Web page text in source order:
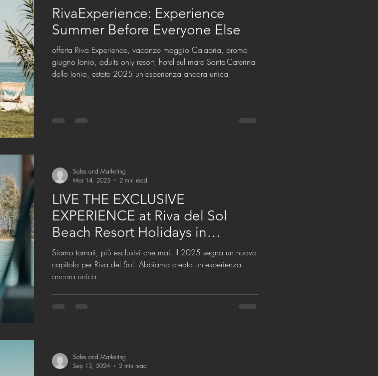
RivaExperience: Experience
Summer Before Everyone Else
offerta Riva Experience, vacanze maggio Calabria, promo
giugno Ionio, adults only resort, hotel sul mare Santa Caterina
dello Ionio, estate 2025 un'esperienza ancora unica
LIVE THE EXCLUSIVE
EXPERIENCE at Riva del Sol
Beach Resort Holidays in
Calabria 2025
Siamo tornati, più esclusivi che mai. Il 2025 segna un nuovo
capitolo per Riva del Sol. Abbiamo creato un'esperienza
ancora unica
Sales and Marketing
Mar 14, 2025
2 min read
Sales and Marketing
Sep 13, 2024
2 min read